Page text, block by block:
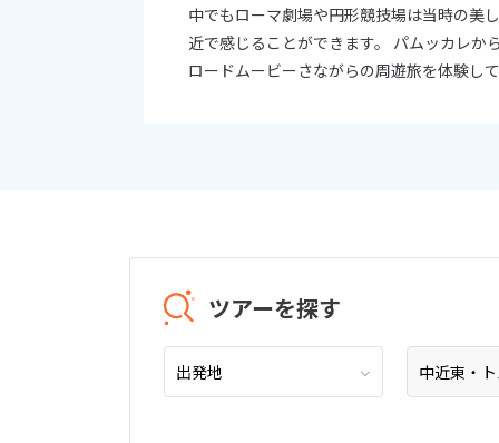
中でもローマ劇場や円形競技場は当時の美
近で感じることができます。 パムッカレか
ロードムービーさながらの周遊旅を体験し
ツアーを探す